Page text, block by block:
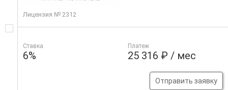
Лицензия № 2312
Ставка
6%
Платеж
25 316 ₽ / мес
Отправить заявку